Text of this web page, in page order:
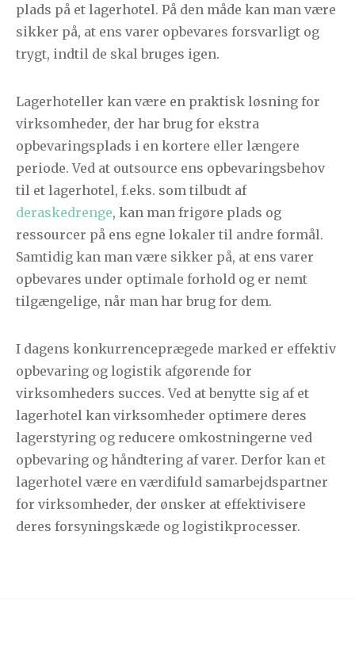
plads på et lagerhotel. På den måde kan man være
sikker på, at ens varer opbevares forsvarligt og
trygt, indtil de skal bruges igen.
Lagerhoteller kan være en praktisk løsning for
virksomheder, der har brug for ekstra
opbevaringsplads i en kortere eller længere
periode. Ved at outsource ens opbevaringsbehov
til et lagerhotel, f.eks. som tilbudt af
deraskedrenge, kan man frigøre plads og
ressourcer på ens egne lokaler til andre formål.
Samtidig kan man være sikker på, at ens varer
opbevares under optimale forhold og er nemt
tilgængelige, når man har brug for dem.
I dagens konkurrenceprægede marked er effektiv
opbevaring og logistik afgørende for
virksomheders succes. Ved at benytte sig af et
lagerhotel kan virksomheder optimere deres
lagerstyring og reducere omkostningerne ved
opbevaring og håndtering af varer. Derfor kan et
lagerhotel være en værdifuld samarbejdspartner
for virksomheder, der ønsker at effektivisere
deres forsyningskæde og logistikprocesser.